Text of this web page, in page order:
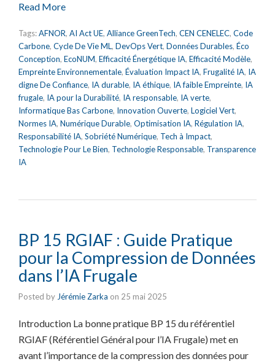
Read More
Tags:AFNOR, AI Act UE, Alliance GreenTech, CEN CENELEC, Code
Carbone, Cycle De Vie ML, DevOps Vert, Données Durables, Éco
Conception, EcoNUM, Efficacité Énergétique IA, Efficacité Modèle,
Empreinte Environnementale, Évaluation Impact IA, Frugalité IA, IA
digne De Confiance, IA durable, IA éthique, IA faible Empreinte, IA
frugale, IA pour la Durabilité, IA responsable, IA verte,
Informatique Bas Carbone, Innovation Ouverte, Logiciel Vert,
Normes IA, Numérique Durable, Optimisation IA, Régulation IA,
Responsabilité IA, Sobriété Numérique, Tech à Impact,
Technologie Pour Le Bien, Technologie Responsable, Transparence
IA
BP 15 RGIAF : Guide Pratique
pour la Compression de Données
dans l’IA Frugale
Posted by Jérémie Zarka on 25 mai 2025
Introduction La bonne pratique BP 15 du référentiel
RGIAF (Référentiel Général pour l’IA Frugale) met en
avant l’importance de la compression des données pour